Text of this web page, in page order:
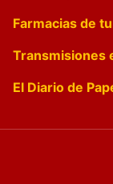
Farmacias de
Transmisiones
El Diario de